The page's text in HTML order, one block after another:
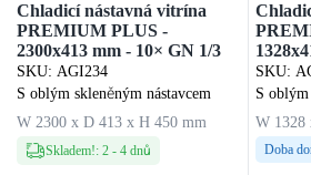
Chladicí nástavná vitrína
PREMIUM PLUS -
2300x413 mm - 10× GN 1/3
SKU: AGI234
S oblým skleněným nástavcem
W 2300 x D 413 x H 450 mm
Skladem!: 2- 4 dnů
SKU:
S oblým
W 1328
Doba